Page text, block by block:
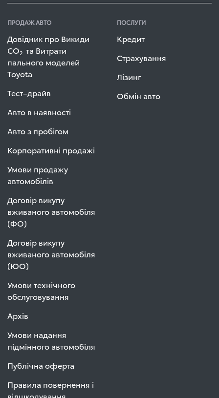
ПРОДАЖ АВТО
Довідник про Викиди
СО2 та Витрати
пального моделей
Toyota
Тест–драйв
Авто в наявності
Авто з пробігом
Корпоративні продажі
Умови продажу
автомобілів
Договір викупу
вживаного автомобіля
(ФО)
Договір викупу
вживаного автомобіля
(ЮО)
Умови технічного
обслуговування
Архів
Умови надання
підмінного автомобіля
Публічна оферта
Правила повернення і
ПОСЛУГИ
Кредит
Страхування
Лізинг
Обмін авто